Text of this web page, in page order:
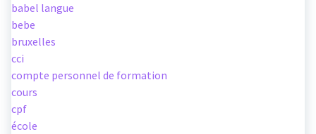
babel langue
bebe
bruxelles
cci
compte personnel de formation
cours
cpf
école